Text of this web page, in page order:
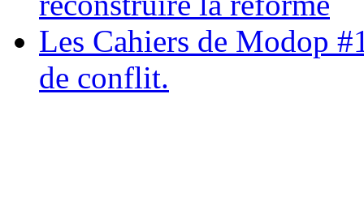
Les Cahiers de Modop
de conflit.